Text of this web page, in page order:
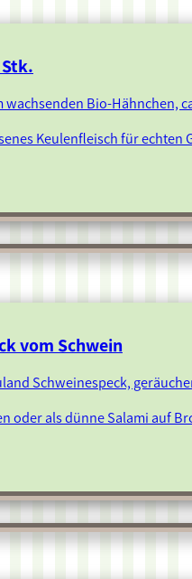
wachsenden Bio-Hähnchen,
Keulenfleisch für echten
vom Schwein
Schweinespeck,
oder als dünne Salami auf